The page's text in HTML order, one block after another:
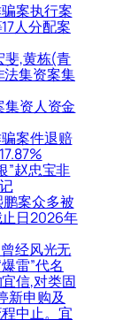
案执行案
人分配案
斐,黄栋(青
集资案集
集资人资金
案件退赔
”赵忠宝非
案众多被
日2026年
经风光无
雷”代名
信,对类固
新申购及
中止。宜